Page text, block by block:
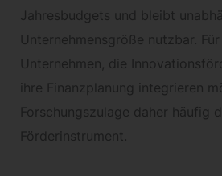
Jahresbudgets und bleibt
Unternehmensgröße nutzbar.
Unternehmen, die
ihre Finanzplanung integrieren
Forschungszulage daher häufig
Förderinstrument.